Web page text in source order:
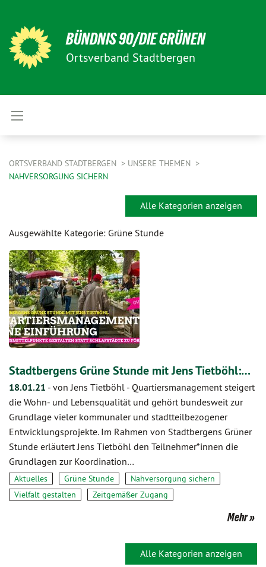
BÜNDNIS 90/DIE GRÜNEN
Ortsverband Stadtbergen
ORTSVERBAND STADTBERGEN
UNSERE THEMEN
NAHVERSORGUNG SICHERN
Alle Kategorien anzeigen
Ausgewählte Kategorie: Grüne Stunde
Stadtbergens Grüne Stunde mit Jens Tietböhl:…
18.01.21 - von Jens Tietböhl - Quartiersmanagement steigert
die Wohn- und Lebensqualität und gehört bundesweit zur
Grundlage vieler kommunaler und stadtteilbezogener
Entwicklungsprojekte. Im Rahmen von Stadtbergens Grüner
Stunde erläutert Jens Tietböhl den Teilnehmer*innen die
Grundlagen zur Koordination…
Aktuelles Grüne Stunde
Nahversorgung sichern
Vielfalt gestalten
Zeitgemäßer Zugang
Mehr
Alle Kategorien anzeigen